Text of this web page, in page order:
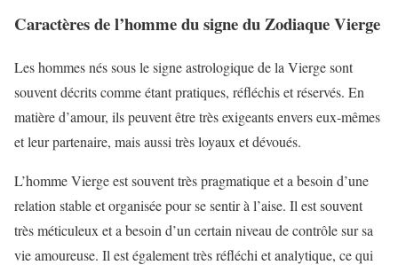
Caractères de l’homme du signe du Zodiaque Vierge
Les hommes nés sous le signe astrologique de la Vierge sont
souvent décrits comme étant pratiques, réfléchis et réservés. En
matière d’amour, ils peuvent être très exigeants envers eux-mêmes
et leur partenaire, mais aussi très loyaux et dévoués.
L’homme Vierge est souvent très pragmatique et a besoin d’une
relation stable et organisée pour se sentir à l’aise. Il est souvent
très méticuleux et a besoin d’un certain niveau de contrôle sur sa
vie amoureuse. Il est également très réfléchi et analytique, ce qui